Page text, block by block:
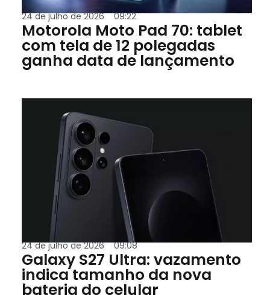
24 de julho de 2026 09:22
Motorola Moto Pad 70: tablet
com tela de 12 polegadas
ganha data de lançamento
24 de julho de 2026 09:08
Galaxy S27 Ultra: vazamento
indica tamanho da nova
bateria do celular